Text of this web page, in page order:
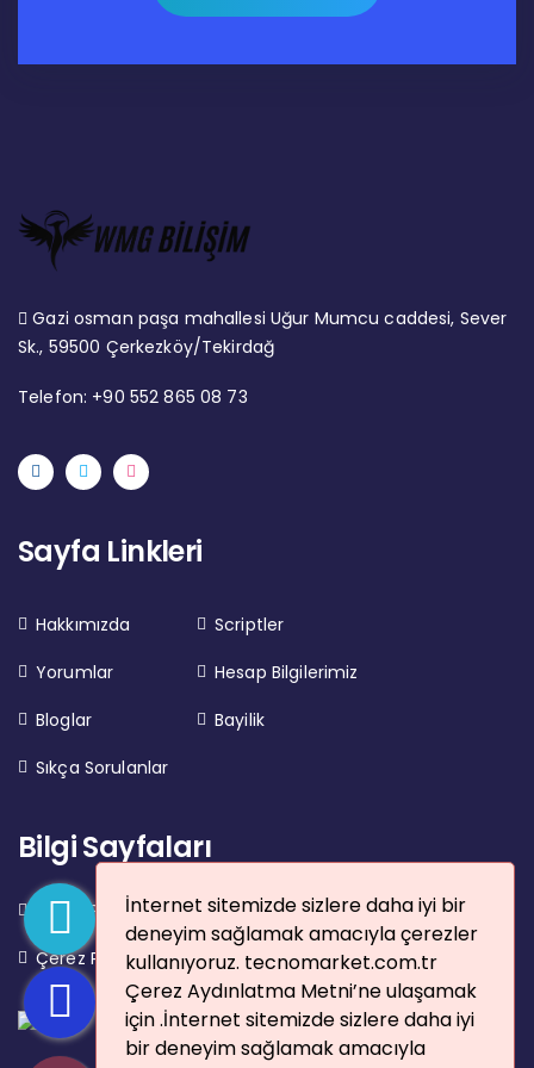
İnternet sitemizde sizlere daha iyi bir
deneyim sağlamak amacıyla çerezler
kullanıyoruz. tecnomarket.com.tr
Çerez Aydınlatma Metni’ne ulaşamak
için .İnternet sitemizde sizlere daha iyi
bir deneyim sağlamak amacıyla
Gazi osman paşa mahallesi Uğur Mumcu caddesi, Sever
Sk., 59500 Çerkezköy/Tekirdağ
Telefon: +90 552 865 08 73
Sayfa Linkleri
Hakkımızda
Scriptler
Yorumlar
Hesap Bilgilerimiz
Bloglar
Bayilik
Sıkça Sorulanlar
Bilgi Sayfaları
Gizlilik Politikası
Kullanım Şartları
Çerez Politikası